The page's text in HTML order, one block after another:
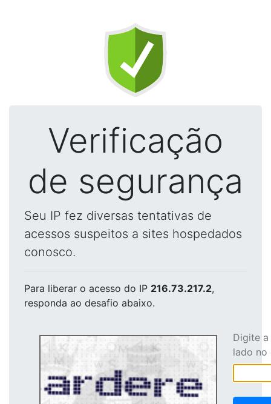
Verificação
de segurança
Seu IP fez diversas tentativas de
acessos suspeitos a sites hospedados
conosco.
Para liberar o acesso do IP 216.73.217.2,
responda ao desafio abaixo.
Digite
lado no